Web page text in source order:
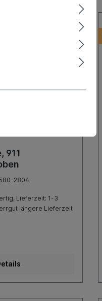
911
2804
Lieferzeit: 1-3
längere Lieferzeit